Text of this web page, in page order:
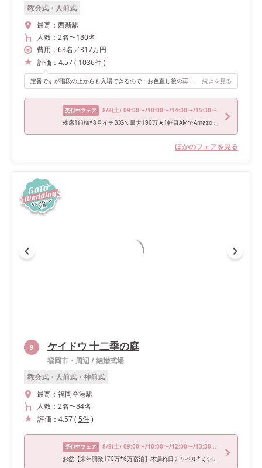
教会式・人前式
最寄： 西新駅
人数： 2名〜180名
費用： 63名 ／317万円
評価： 4.57( 1036件)
定番ですが階段の上からも入場できるので、お色直し後の再入場などにおすすめです^^ 会場全体を見渡せるので、みんなの顔が見れてとても幸せな気持ちになりました。 続きを見る
受付中フェア 8/8(土) 09:00〜/10:00〜/14:30〜/15:30〜
残席1組様*8月イチBIG＼最大190万★1軒目AMでAmazon1.5万円付／絶景リゾート★ALL見学｜初めてでも安心◎豪華試食＆ドレス試着体験
ほかのフェアを見る
9
福岡市・周辺/結婚式場
ケイドウ 十二季の庭
教会式・人前式・神前式
最寄： 福岡空港駅
人数： 2名〜84名
評価： 4.57( 5件)
受付中フェア 8/8(土) 09:00〜/10:00〜/12:00〜/13:30〜/18:00〜
お盆【来年開業170万*6万宿泊】木漏れ日チャペル*ミシュラン試食